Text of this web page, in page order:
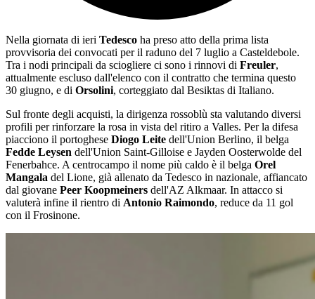
Nella giornata di ieri Tedesco ha preso atto della prima lista
provvisoria dei convocati per il raduno del 7 luglio a Casteldebole.
Tra i nodi principali da sciogliere ci sono i rinnovi di Freuler,
attualmente escluso dall'elenco con il contratto che termina questo
30 giugno, e di Orsolini, corteggiato dal Besiktas di Italiano.
Sul fronte degli acquisti, la dirigenza rossoblù sta valutando diversi
profili per rinforzare la rosa in vista del ritiro a Valles. Per la difesa
piacciono il portoghese Diogo Leite dell'Union Berlino, il belga
Fedde Leysen dell'Union Saint-Gilloise e Jayden Oosterwolde del
Fenerbahce. A centrocampo il nome più caldo è il belga Orel
Mangala del Lione, già allenato da Tedesco in nazionale, affiancato
dal giovane Peer Koopmeiners dell'AZ Alkmaar. In attacco si
valuterà infine il rientro di Antonio Raimondo, reduce da 11 gol
con il Frosinone.